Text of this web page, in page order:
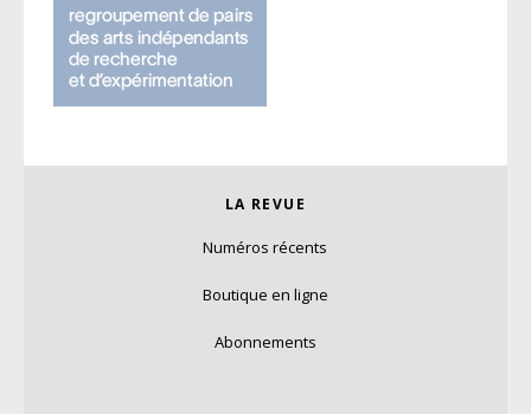
LA REVUE
Numéros récents
Boutique en ligne
Abonnements